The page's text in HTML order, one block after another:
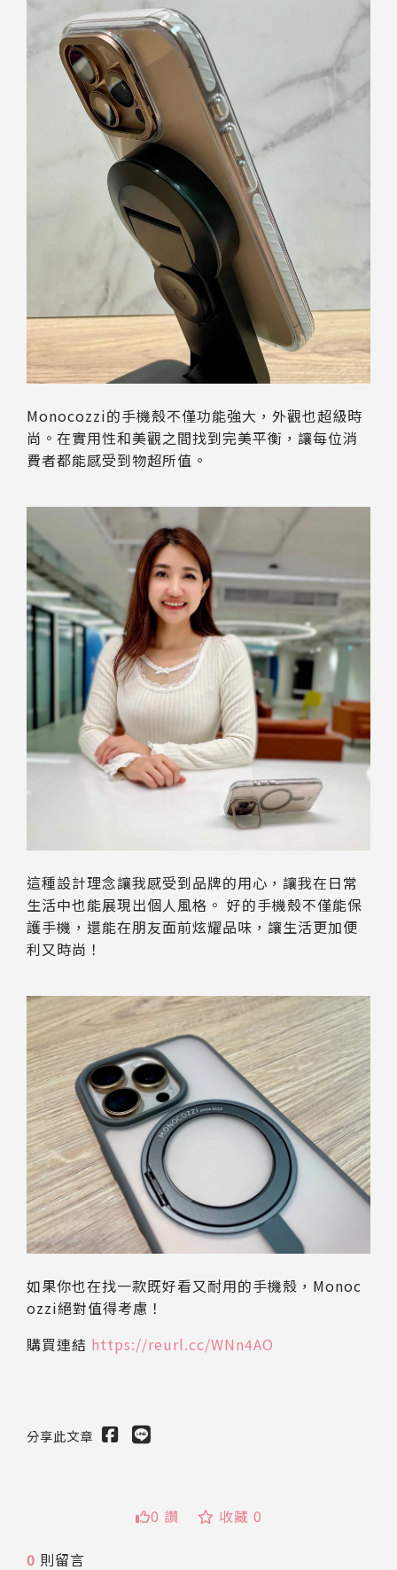
Monocozzi的手機殼不僅功能強大，外觀也超級時
尚。在實用性和美觀之間找到完美平衡，讓每位消
費者都能感受到物超所值。
這種設計理念讓我感受到品牌的用心，讓我在日常
生活中也能展現出個人風格。 好的手機殼不僅能保
護手機，還能在朋友面前炫耀品味，讓生活更加便
利又時尚！
如果你也在找一款既好看又耐用的手機殼，Monoc
ozzi絕對值得考慮！
購買連結 https://reurl.cc/WNn4AO
分享此文章
0 讚 收藏 0
0 則留言